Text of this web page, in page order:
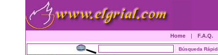
Home | F.A.Q.